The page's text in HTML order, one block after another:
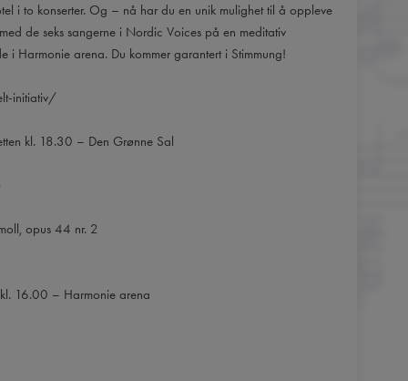
i to konserter. Og – nå har du en unik mulighet til å oppleve
de seks sangerne i Nordic Voices på en meditativ
i Harmonie arena. Du kommer garantert i Stimmung!
initiativ/
kl. 18.30 – Den Grønne Sal
opus 44 nr. 2
16.00 – Harmonie arena